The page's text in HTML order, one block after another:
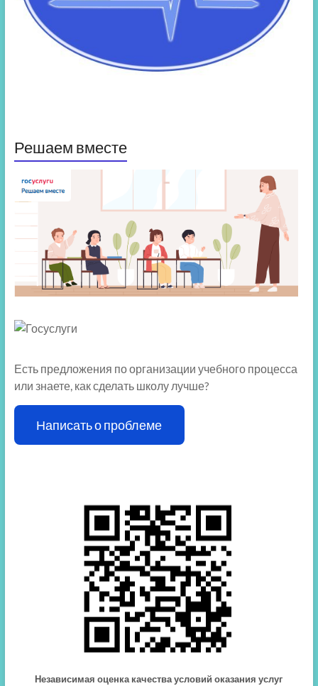
Решаем вместе
Есть предложения по организации учебного процесса
или знаете, как сделать школу лучше?
Написать о проблеме
Независимая оценка качества условий оказания услуг